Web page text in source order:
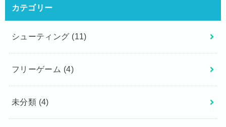
カテゴリー
シューティング (11)
フリーゲーム (4)
未分類 (4)